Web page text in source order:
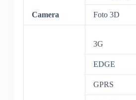
Camera Foto 3D
3G
EDGE
GPRS